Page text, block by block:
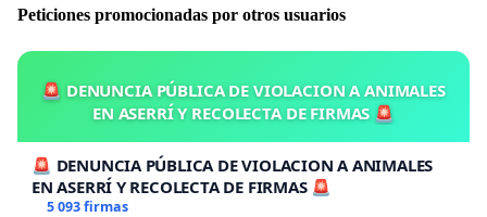
Peticiones promocionadas por otros usuarios
🚨 DENUNCIA PÚBLICA DE VIOLACION A ANIMALES
EN ASERRÍ Y RECOLECTA DE FIRMAS 🚨
🚨 DENUNCIA PÚBLICA DE VIOLACION A ANIMALES
EN ASERRÍ Y RECOLECTA DE FIRMAS 🚨
5 093 firmas